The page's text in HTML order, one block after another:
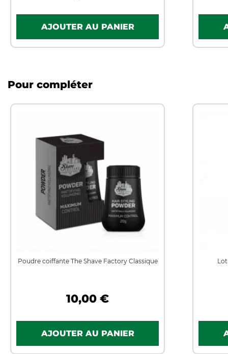
Pour compléter
Poudre coiffante The Shave Factory Classique
10,00 €